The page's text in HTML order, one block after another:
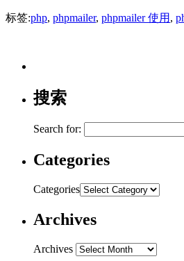
标签:php, phpmailer, phpmailer 使用 ,
搜索
Search for:
Categories
Categories
Archives
Archives